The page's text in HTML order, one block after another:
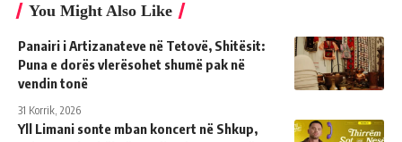
You Might Also Like
Panairi i Artizanateve në Tetovë, Shitësit:
Puna e dorës vlerësohet shumë pak në
vendin tonë
31 Korrik, 2026
Yll Limani sonte mban koncert në Shkup,